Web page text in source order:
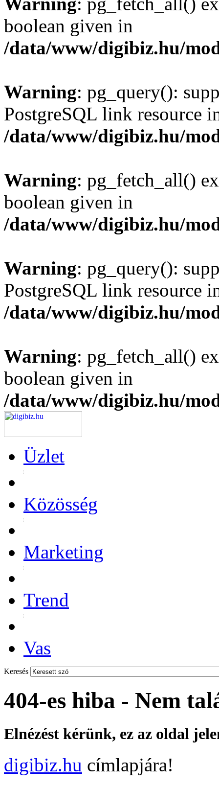
boolean given in
/data/www/digibiz.hu/
Warning: pg_query():
PostgreSQL link resource
/data/www/digibiz.hu/
Warning: pg_fetch_all()
boolean given in
/data/www/digibiz.hu/
Warning: pg_query():
PostgreSQL link resource
/data/www/digibiz.hu/
Warning: pg_fetch_all()
boolean given in
/data/www/digibiz.hu/
Üzlet
Közösség
Marketing
Trend
Vas
Keresés
404-es hiba - Nem
Elnézést kérünk, ez az oldal
digibiz.hu címlapjára!